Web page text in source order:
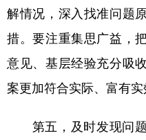
解情况，深入找准问题
措。要注重集思广益，
意见、基层经验充分吸
案更加符合实际、富有实
第五，及时发现问题